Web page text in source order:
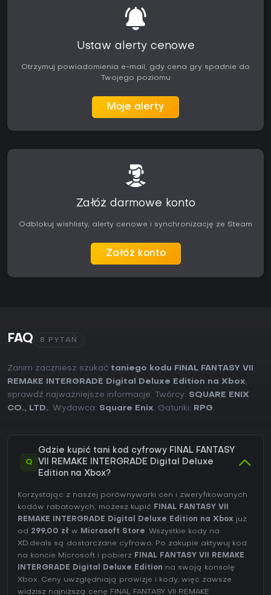
Ustaw alerty cenowe
Otrzymuj powiadomienia e-mail, gdy cena gry spadnie do
Twojego poziomu
Moje alerty
Załóż darmowe konto
Odblokuj wishlisty, alerty cenowe i synchronizację ze Steam
Załóż konto
FAQ 8 PYTAŃ
Zanim zaczniesz szukać taniego kodu FINAL FANTASY VII
REMAKE INTERGRADE Digital Deluxe Edition na Xbox,
sprawdź najważniejsze informacje. Twórcy: SQUARE ENIX
CO., LTD.. Wydawca: Square Enix. Gatunki: RPG.
Q
Gdzie kupić tani kod cyfrowy FINAL FANTASY
VII REMAKE INTERGRADE Digital Deluxe
Edition na Xbox?
Korzystając z naszej porównywarki cen i zweryfikowanych
kodów rabatowych, możesz kupić FINAL FANTASY VII
REMAKE INTERGRADE Digital Deluxe Edition na Xbox już
od 299,00 zł w Microsoft Store. Wszystkie kody na
XD.deals są dostarczane cyfrowo. Po zakupie aktywuj kod
na koncie Microsoft i pobierz FINAL FANTASY VII REMAKE
INTERGRADE Digital Deluxe Edition na swoją konsolę
Xbox. Ceny uwzględniają prowizje i kody, więc zawsze
widzisz najniższą cenę FINAL FANTASY VII REMAKE